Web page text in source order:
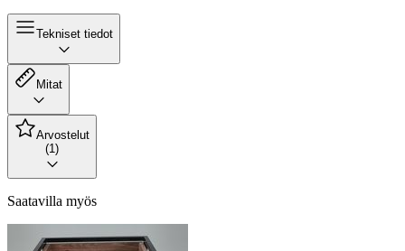
Tekniset tiedot
Mitat
Arvostelut
(1)
Saatavilla myös